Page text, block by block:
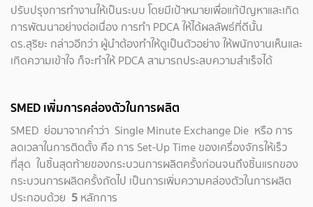
ปรับปรุงการทำงานให้เป็นระบบ โดยมีเป้าหมายเพื่อแก้ปัญหาและเกิด
การพัฒนาอย่างต่อเนื่อง การทำ PDCA ให้ได้ผลลัพธ์ที่ดีนั้น
ดร.สุริยะ กล่าวอีกว่า ผู้นำต้องทำให้ดูเป็นตัวอย่าง ให้พนักงานเห็นและ
เกิดความเข้าใจ ก็จะทำให้ PDCA สามารถประสบความสำเร็จได้
SMEDเพิ่มการคล่องตัวในการผลิต
SMED ย่อมาจากคำว่า Single Minute Exchange Die หรือ การ
ลดเวลาในการติดตั้ง คือ การ Set-Up Time ของเครื่องจักรให้เร็ว
ที่สุด ในชิ้นสุดท้ายของกระบวนการผลิตครั้งก่อนจนถึงชิ้นแรกของ
กระบวนการผลิตครั้งถัดไป เป็นการเพิ่มความคล่องตัวในการผลิต
ประกอบด้วย 5 หลักการ